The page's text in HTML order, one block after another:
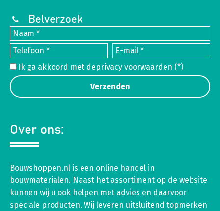
Belverzoek
Ik ga akkoord met deprivacy voorwaarden (*)
Over ons:
Bouwshoppen.nl is een online handel in
bouwmaterialen. Naast het assortiment op de website
kunnen wij u ook helpen met advies en daarvoor
speciale producten. Wij leveren uitsluitend topmerken